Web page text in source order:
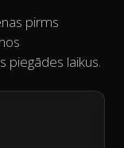
pirms
piegādes laikus.